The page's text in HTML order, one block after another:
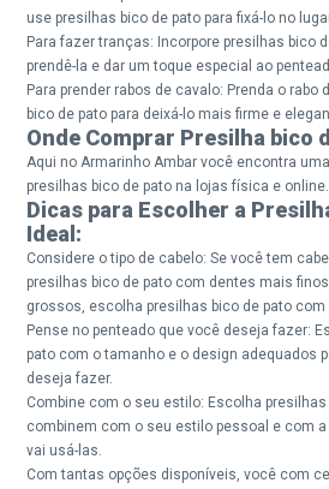
use presilhas bico de pato para fixá-lo no
Para fazer tranças: Incorpore presilhas bico
prendê-la e dar um toque especial ao
Para prender rabos de cavalo: Prenda o
bico de pato para deixá-lo mais firme e
Onde Comprar Presilha bico
Aqui no Armarinho Ambar você encontra
presilhas bico de pato na lojas física e online.
Dicas para Escolher a
Ideal:
Considere o tipo de cabelo: Se você tem
presilhas bico de pato com dentes mais
grossos, escolha presilhas bico de pato
Pense no penteado que você deseja fazer:
pato com o tamanho e o design adequados
deseja fazer.
Combine com o seu estilo: Escolha
combinem com o seu estilo pessoal e com
vai usá-las.
Com tantas opções disponíveis, você com